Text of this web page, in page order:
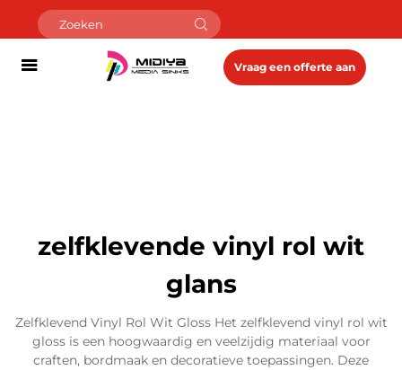
Vraag een offerte aan
zelfklevende vinyl rol wit
glans
Zelfklevend Vinyl Rol Wit Gloss Het zelfklevend vinyl rol wit
gloss is een hoogwaardig en veelzijdig materiaal voor
craften, bordmaak en decoratieve toepassingen. Deze